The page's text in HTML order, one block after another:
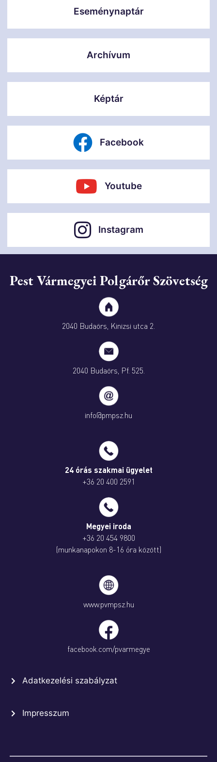
Eseménynaptár
Archívum
Képtár
Facebook
Youtube
Instagram
Pest Vármegyei Polgárőr Szövetség
2040 Budaörs, Kinizsi utca 2.
2040 Budaörs, Pf. 525.
info@pmpsz.hu
24 órás szakmai ügyelet
+36 20 400 2591
Megyei iroda
+36 20 454 9800
(munkanapokon 8-16 óra között)
www.pvmpsz.hu
facebook.com/pvarmegye
Adatkezelési szabályzat
Impresszum